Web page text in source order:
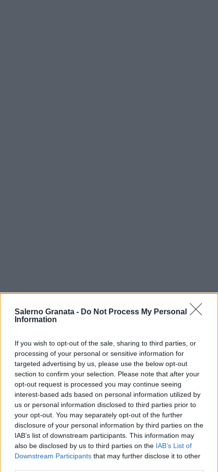
Salerno Granata - Do Not Process My Personal
Information
If you wish to opt-out of the sale, sharing to third parties, or
processing of your personal or sensitive information for
targeted advertising by us, please use the below opt-out
section to confirm your selection. Please note that after your
opt-out request is processed you may continue seeing
interest-based ads based on personal information utilized by
us or personal information disclosed to third parties prior to
your opt-out. You may separately opt-out of the further
disclosure of your personal information by third parties on the
IAB’s list of downstream participants. This information may
also be disclosed by us to third parties on the IAB’s List of
Downstream Participants that may further disclose it to other